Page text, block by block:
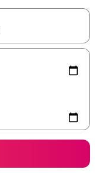
navega con las